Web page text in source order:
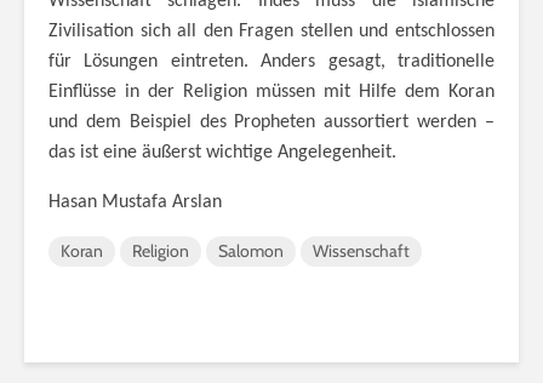
Zivilisation sich all den Fragen stellen und entschlossen
für Lösungen eintreten. Anders gesagt, traditionelle
Einflüsse in der Religion müssen mit Hilfe dem Koran
und dem Beispiel des Propheten aussortiert werden –
das ist eine äußerst wichtige Angelegenheit.
Hasan Mustafa Arslan
Koran Religion Salomon Wissenschaft